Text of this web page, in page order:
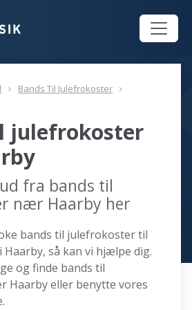
Bands Til Julefrokoster
julefrokoster
fra bands til
nær Haarby her
bands til julefrokoster til
så kan vi hjælpe dig.
og finde bands til
Haarby eller benytte vores